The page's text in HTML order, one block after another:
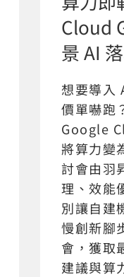
Cloud
景 AI
想要導入
價單嚇跑
Google
將算力變
討會由羽
理、效能
別讓自建
慢創新腳
會，獲取
建議與算